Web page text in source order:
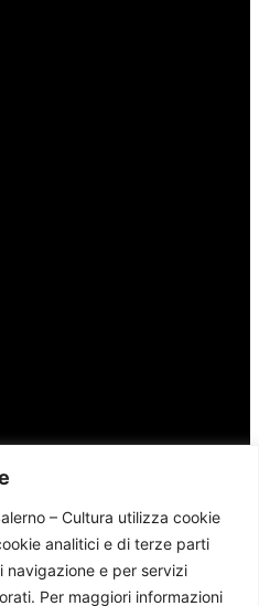
– Cultura utilizza cookie
analitici e di terze parti
navigazione e per servizi
Per maggiori informazioni